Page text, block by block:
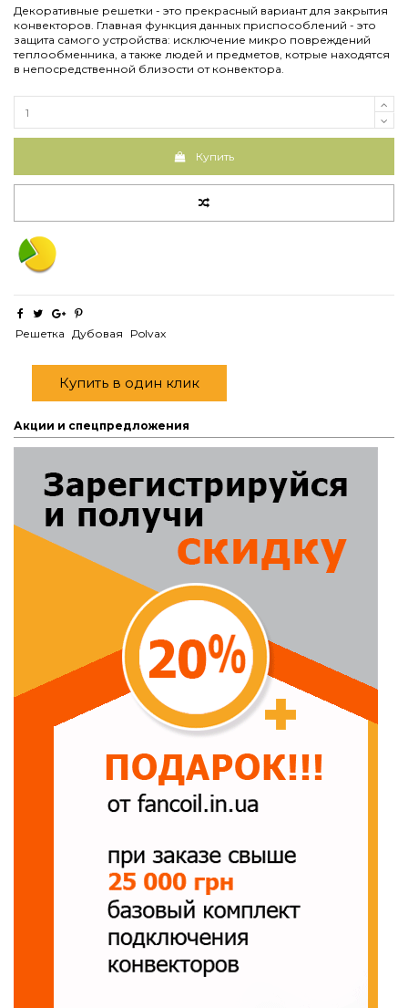
Декоративные решетки - это прекрасный вариант для закрытия
конвекторов. Главная функция данных приспособлений - это
защита самого устройства: исключение микро повреждений
теплообменника, а также людей и предметов, котрые находятся
в непосредственной близости от конвектора.
Купить
Решетка Дубовая Polvax
Купить в один клик
Акции и спецпредложения